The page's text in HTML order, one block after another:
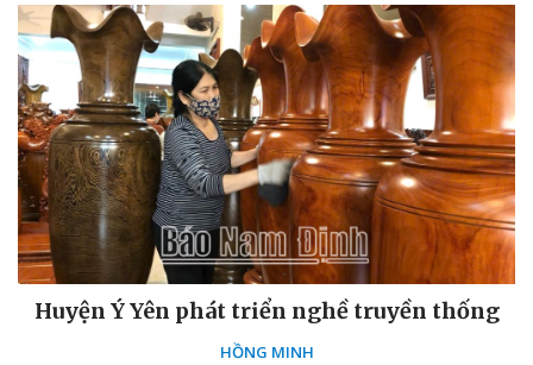
Huyện Ý Yên phát triển nghề truyền thống
HỒNG MINH